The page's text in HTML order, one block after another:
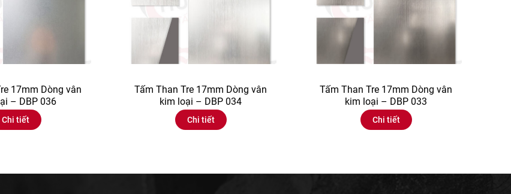
17mm Dòng vân
– DBP 036
Chi tiết
Tấm Than Tre 17mm Dòng vân
kim loại – DBP 034
Chi tiết
Tấm Than Tre 17mm Dòng vân
kim loại – DBP 033
Chi tiết